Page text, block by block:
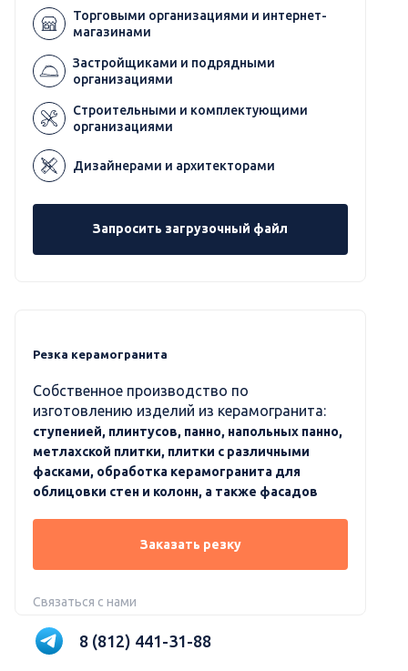
Торговыми организациями и интернет-
магазинами
Застройщиками и подрядными
организациями
Строительными и комплектующими
организациями
Дизайнерами и архитекторами
Запросить загрузочный файл
Резка керамогранита
Собственное производство по
изготовлению изделий из керамогранита:
ступенией, плинтусов, панно, напольных панно,
метлахской плитки, плитки с различными
фасками, обработка керамогранита для
облицовки стен и колонн, а также фасадов
Заказать резку
Связаться с нами
8 (812) 441-31-88